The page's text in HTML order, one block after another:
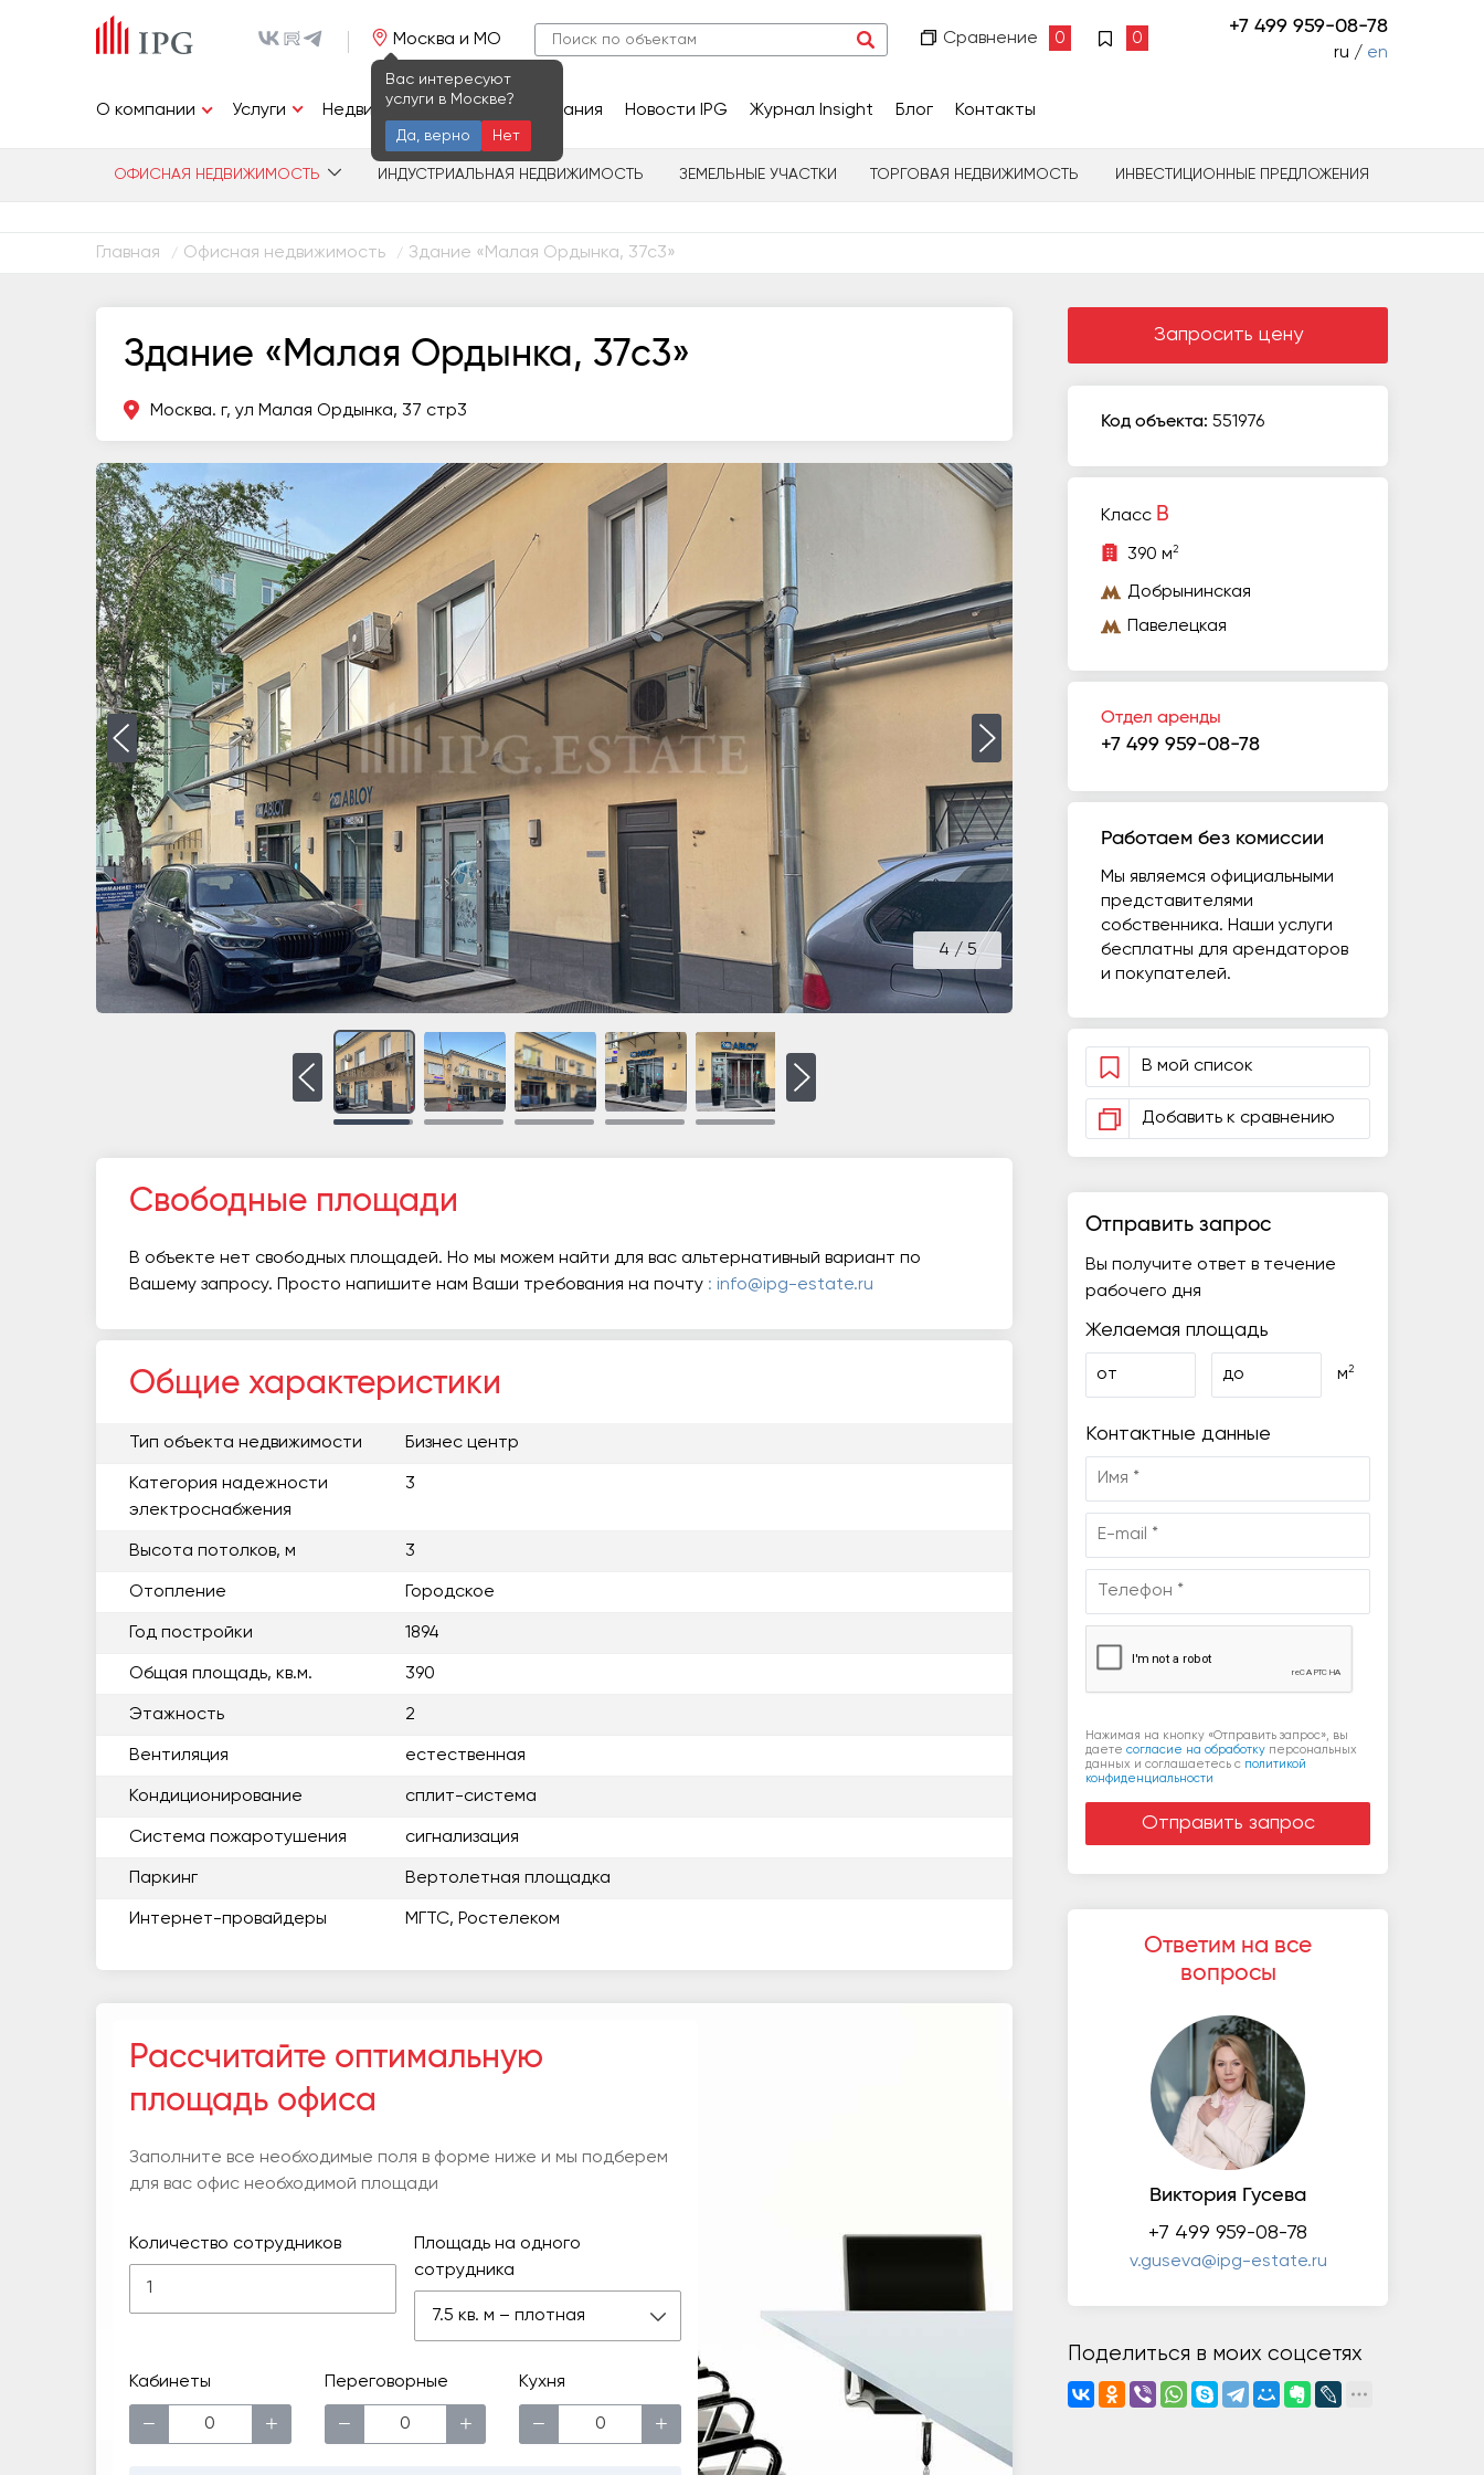
Москва и МО
Вас интересуют
услуги в Москве?
Да, верно Нет
Сравнение 0 0
+7 499 959-08-78
ru / en
О компании Услуги Недвижимость Исследования Новости IPG Журнал Insight Блог Контакты
ОФИСНАЯ НЕДВИЖИМОСТЬ ИНДУСТРИАЛЬНАЯ НЕДВИЖИМОСТЬ ЗЕМЕЛЬНЫЕ УЧАСТКИ ТОРГОВАЯ НЕДВИЖИМОСТЬ ИНВЕСТИЦИОННЫЕ ПРЕДЛОЖЕНИЯ
Главная / Офисная недвижимость / Здание «Малая Ордынка, 37с3»
Здание «Малая Ордынка, 37с3»
Москва. г, ул Малая Ордынка, 37 стр3
4 /5
Свободные площади
В объекте нет свободных площадей. Но мы можем найти для вас альтернативный вариант по
Вашему запросу. Просто напишите нам Ваши требования на почту : info@ipg-estate.ru
Общие характеристики
Тип объекта недвижимости Бизнес центр
Категория надежности
электроснабжения
3
Высота потолков, м 3
Отопление Городское
Год постройки 1894
Общая площадь, кв.м. 390
Этажность 2
Вентиляция естественная
Кондиционирование сплит-система
Система пожаротушения сигнализация
Паркинг Вертолетная площадка
Интернет-провайдеры МГТС, Ростелеком
Рассчитайте оптимальную
площадь офиса
Заполните все необходимые поля в форме ниже и мы подберем
для вас офис необходимой площади
Количество сотрудников
Площадь на одного
сотрудника
7.5 кв. м – плотная
Кабинеты
− +
Переговорные
− +
Кухня
− +
Запросить цену
Код объекта: 551976
Класс B
390 м2
Добрынинская
Павелецкая
Отдел аренды
+7 499 959-08-78
Работаем без комиссии
Мы являемся официальными
представителями
собственника. Наши услуги
бесплатны для арендаторов
и покупателей.
В мой список
Добавить к сравнению
Отправить запрос
Вы получите ответ в течение
рабочего дня
Желаемая площадь
от до м2
Контактные данные
Нажимая на кнопку «Отправить запрос», вы
даете согласие на обработку персональных
данных и соглашаетесь c политикой
конфиденциальности
Ответим на все
вопросы
Виктория Гусева
+7 499 959-08-78
v.guseva@ipg-estate.ru
Поделиться в моих соцсетях